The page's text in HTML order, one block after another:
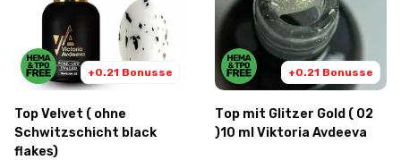
+0.21 Bonusse
Top Velvet ( ohne
Schwitzschicht black
flakes)
+0.21 Bonusse
Тоp mit Glitzer Gold ( 02
)10 ml Viktoria Avdeeva